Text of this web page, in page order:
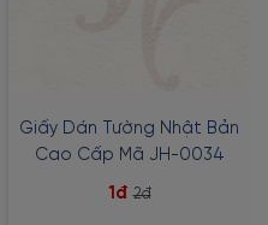
Giấy Dán Tường Nhật Bản
Cao Cấp Mã JH-0034
1đ 2đ